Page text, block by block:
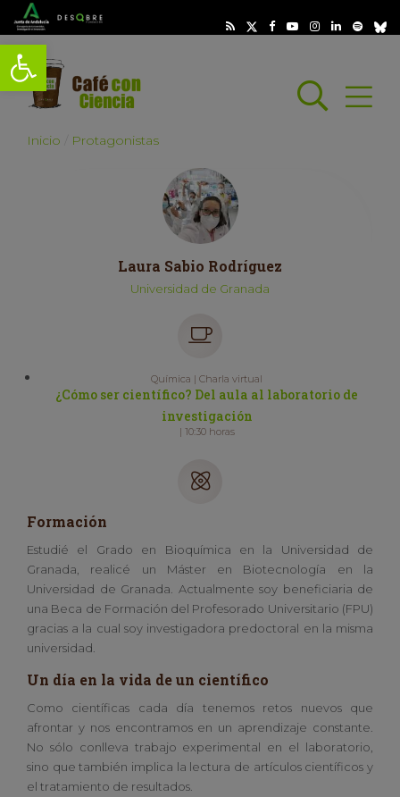
Abrir barra de herramientas
Abrir
Inicio Protagonistas
Laura Sabio Rodríguez
Universidad de Granada
Química | Charla virtual
¿Cómo ser científico? Del aula al laboratorio de
investigación
| 10:30 horas
Formación
Estudié el Grado en Bioquímica en la Universidad de
Granada, realicé un Máster en Biotecnología en la
Universidad de Granada. Actualmente soy beneficiaria de
una Beca de Formación del Profesorado Universitario (FPU)
gracias a la cual soy investigadora predoctoral en la misma
universidad.
Un día en la vida de un científico
Como científicas cada día tenemos retos nuevos que
afrontar y nos encontramos en un aprendizaje constante.
No sólo conlleva trabajo experimental en el laboratorio,
sino que también implica la lectura de artículos científicos y
el tratamiento de resultados.